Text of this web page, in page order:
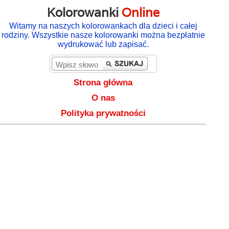
Kolorowanki Online
Witamy na naszych kolorowankach dla dzieci i całej
rodziny. Wszystkie nasze kolorowanki można bezpłatnie
wydrukować lub zapisać.
Strona główna
O nas
Polityka prywatności